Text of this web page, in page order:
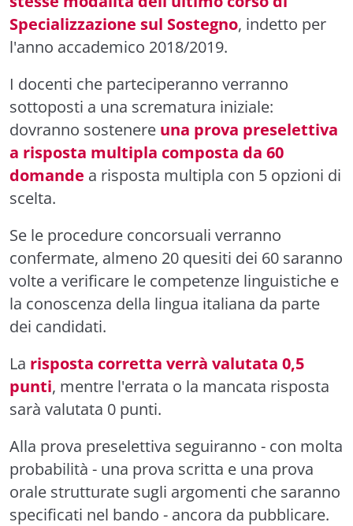
Specializzazione sul Sostegno, indetto per
l'anno accademico 2018/2019.
I docenti che parteciperanno verranno
sottoposti a una scrematura iniziale:
dovranno sostenere una prova preselettiva
a risposta multipla composta da 60
domande a risposta multipla con 5 opzioni di
scelta.
Se le procedure concorsuali verranno
confermate, almeno 20 quesiti dei 60 saranno
volte a verificare le competenze linguistiche e
la conoscenza della lingua italiana da parte
dei candidati.
La risposta corretta verrà valutata 0,5
punti, mentre l'errata o la mancata risposta
sarà valutata 0 punti.
Alla prova preselettiva seguiranno - con molta
probabilità - una prova scritta e una prova
orale strutturate sugli argomenti che saranno
specificati nel bando - ancora da pubblicare.